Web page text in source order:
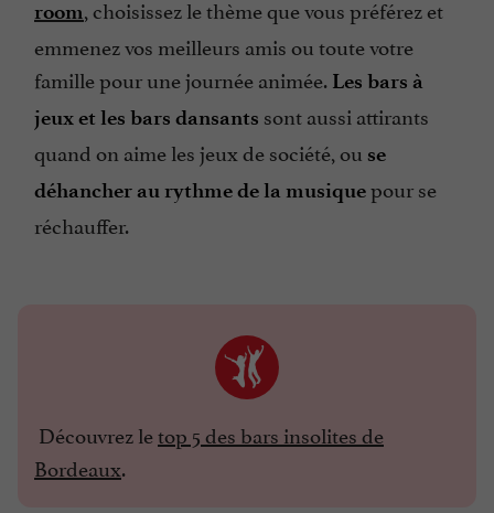
room , choisissez le thème que vous préférez et
emmenez vos meilleurs amis ou toute votre
famille pour une journée animée. Les bars à
jeux et les bars dansants sont aussi attirants
quand on aime les jeux de société, ou se
déhancher au rythme de la musiquepour se
réchauffer.
Découvrez letop 5 des bars insolites de
Bordeaux.